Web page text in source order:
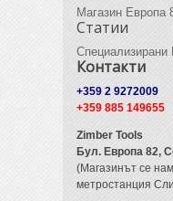
Магазин Европа
Статии
Специализирани
Контакти
+359 2 9272009
+359 885 149655
Zimber Tools
Бул. Европа 82,
(Магазинът се
метростанция